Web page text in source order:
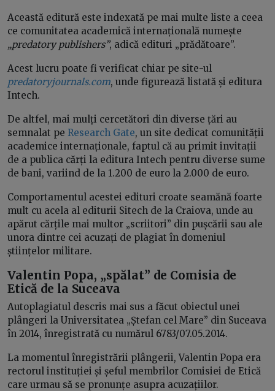
Această editură este indexată pe mai multe liste a ceea
ce comunitatea academică internațională numește
„predatory publishers”, adică edituri „prădătoare”.
Acest lucru poate fi verificat chiar pe site-ul
predatoryjournals.com, unde figurează listată și editura
Intech.
De altfel, mai mulți cercetători din diverse țări au
semnalat pe Research Gate, un site dedicat comunității
academice internaționale, faptul că au primit invitații
de a publica cărți la editura Intech pentru diverse sume
de bani, variind de la 1.200 de euro la 2.000 de euro.
Comportamentul acestei edituri croate seamănă foarte
mult cu acela al editurii Sitech de la Craiova, unde au
apărut cărțile mai multor „scriitori” din pușcării sau ale
unora dintre cei acuzați de plagiat în domeniul
științelor militare.
Valentin Popa, „spălat” de Comisia de
Etică de la Suceava
Autoplagiatul descris mai sus a făcut obiectul unei
plângeri la Universitatea „Ștefan cel Mare” din Suceava
în 2014, înregistrată cu numărul 6783/07.05.2014.
La momentul înregistrării plângerii, Valentin Popa era
rectorul instituției și șeful membrilor Comisiei de Etică
care urmau să se pronunțe asupra acuzațiilor.